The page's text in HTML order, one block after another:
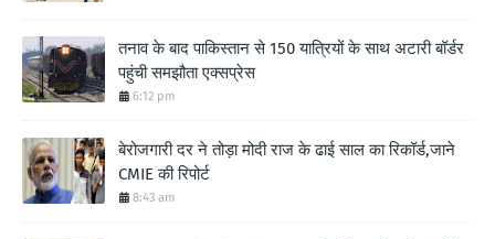
तनाव के बाद पाकिस्तान से 150 यात्रियों के साथ अटारी बॉर्डर
पहुंची समझौता एक्सप्रेस
6:12 pm
बेरोजगारी दर ने तोड़ा मोदी राज के ढाई साल का रिकॉर्ड,जाने
CMIE की रिपोर्ट
8:43 am